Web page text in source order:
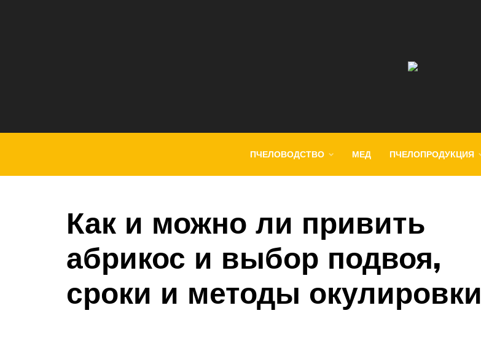
ПЧЕЛОВОДСТВО МЕД ПЧЕЛОПРОДУКЦИЯ
Как и можно ли привить
абрикос и выбор подвоя,
сроки и методы окулировки